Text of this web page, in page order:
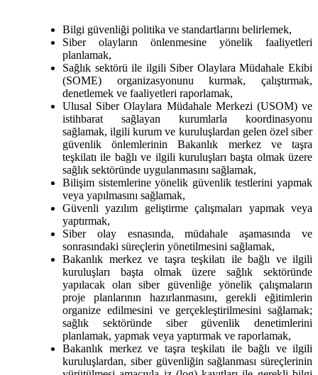
Bilgi güvenliği politika ve standartlarını belirlemek,
Siber olayların önlenmesine yönelik faaliyetleri
planlamak,
Sağlık sektörü ile ilgili Siber Olaylara Müdahale Ekibi
(SOME) organizasyonunu kurmak, çalıştırmak,
denetlemek ve faaliyetleri raporlamak,
Ulusal Siber Olaylara Müdahale Merkezi (USOM) ve
istihbarat sağlayan kurumlarla koordinasyonu
sağlamak, ilgili kurum ve kuruluşlardan gelen özel siber
güvenlik önlemlerinin Bakanlık merkez ve taşra
teşkilatı ile bağlı ve ilgili kuruluşları başta olmak üzere
sağlık sektöründe uygulanmasını sağlamak,
Bilişim sistemlerine yönelik güvenlik testlerini yapmak
veya yapılmasını sağlamak,
Güvenli yazılım geliştirme çalışmaları yapmak veya
yaptırmak,
Siber olay esnasında, müdahale aşamasında ve
sonrasındaki süreçlerin yönetilmesini sağlamak,
Bakanlık merkez ve taşra teşkilatı ile bağlı ve ilgili
kuruluşları başta olmak üzere sağlık sektöründe
yapılacak olan siber güvenliğe yönelik çalışmaların
proje planlarının hazırlanmasını, gerekli eğitimlerin
organize edilmesini ve gerçekleştirilmesini sağlamak;
sağlık sektöründe siber güvenlik denetimlerini
planlamak, yapmak veya yaptırmak ve raporlamak,
Bakanlık merkez ve taşra teşkilatı ile bağlı ve ilgili
kuruluşlardan, siber güvenliğin sağlanması süreçlerinin